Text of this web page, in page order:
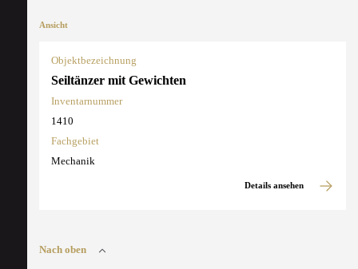
Ansicht
Objektbezeichnung
Seiltänzer mit Gewichten
Inventarnummer
1410
Fachgebiet
Mechanik
Details ansehen
Nach oben